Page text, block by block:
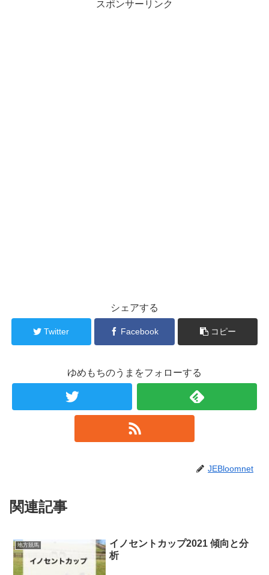
スポンサーリンク
シェアする
Twitter Facebook コピー
ゆめもちのうまをフォローする
JEBloomnet
関連記事
地方競馬
イノセントカップ2021 傾向と分
析